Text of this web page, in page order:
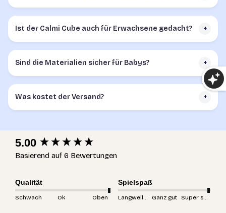
Ist der Calmi Cube auch für Erwachsene gedacht? +
Sind die Materialien sicher für Babys? +
Was kostet der Versand? +
5.00
Basierend auf 6 Bewertungen
Qualität
Schwach Ok Oben
Spielspaß
Langweilig Ganz gut Super spannend
New content loaded